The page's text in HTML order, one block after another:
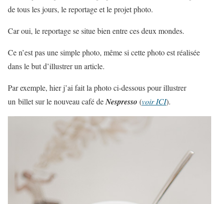
de tous les jours, le reportage et le projet photo.
Car oui, le reportage se situe bien entre ces deux mondes.
Ce n’est pas une simple photo, même si cette photo est réalisée
dans le but d’illustrer un article.
Par exemple, hier j’ai fait la photo ci-dessous pour illustrer
un billet sur le nouveau café deNespresso (voir ICI).